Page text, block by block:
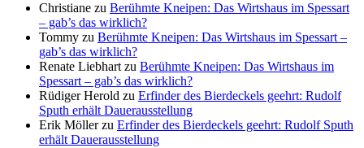
Christiane zu Berühmte Kneipen: Das Wirtshaus im Spessart
– gab’s das wirklich?
Tommy zu Berühmte Kneipen: Das Wirtshaus im Spessart –
gab’s das wirklich?
Renate Liebhart zu Berühmte Kneipen: Das Wirtshaus im
Spessart – gab’s das wirklich?
Rüdiger Herold zu Erfinder des Bierdeckels geehrt: Rudolf
Sputh erhält Dauerausstellung
Erik Möllerzu Erfinder des Bierdeckels geehrt: Rudolf Sputh
erhält Dauerausstellung